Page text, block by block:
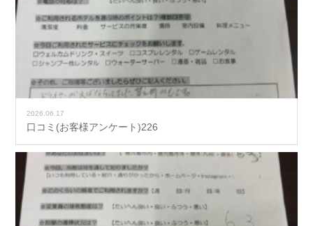
2026.06.17
口コミ(お客様アンケート)226